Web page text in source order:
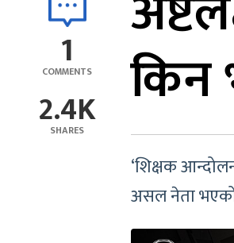
1
COMMENTS
2.4K
SHARES
किन
‘शिक्षक
असल नेता